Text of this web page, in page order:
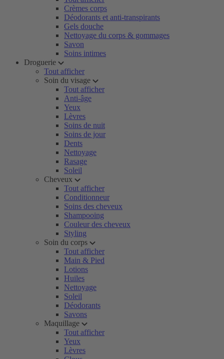
Crèmes corps
Déodorants et anti-transpirants
Gels douche
Nettoyage du corps & gommages
Savon
Soins intimes
Droguerie
Tout afficher
Soin du visage
Tout afficher
Anti-âge
Yeux
Lèvres
Soins de nuit
Soins de jour
Dents
Nettoyage
Rasage
Soleil
Cheveux
Tout afficher
Conditionneur
Soins des cheveux
Shampooing
Couleur des cheveux
Styling
Soin du corps
Tout afficher
Main & Pied
Lotions
Huiles
Nettoyage
Soleil
Déodorants
Savons
Maquillage
Tout afficher
Yeux
Lèvres